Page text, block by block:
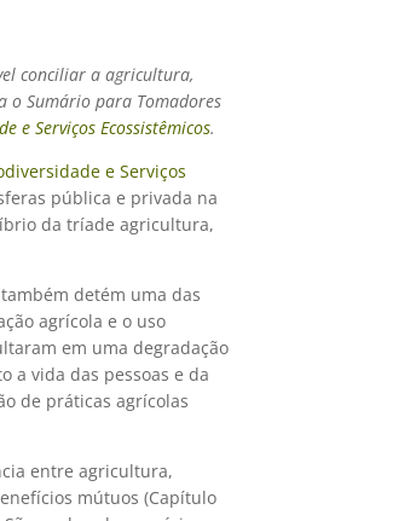
conciliar a agricultura,
o Sumário para Tomadores
e Serviços Ecossistêmicos.
e Serviços
pública e privada na
da tríade agricultura,
detém uma das
agrícola e o uso
em uma degradação
a vida das pessoas e da
de práticas agrícolas
entre agricultura,
mútuos (Capítulo